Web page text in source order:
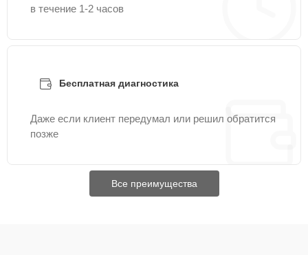
в течение 1-2 часов
Бесплатная диагностика
Даже если клиент передумал или решил обратится
позже
Все преимущества